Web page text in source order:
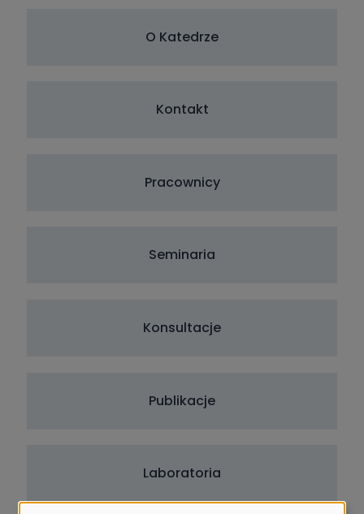
O Katedrze
Kontakt
Pracownicy
Seminaria
Konsultacje
Publikacje
Laboratoria